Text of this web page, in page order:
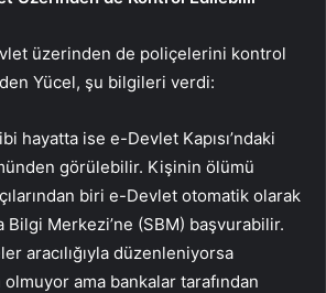
üzerinden de poliçelerini kontrol
Yücel, şu bilgileri verdi:
hayatta ise e-Devlet Kapısı’ndaki
görülebilir. Kişinin ölümü
biri e-Devlet otomatik olarak
Merkezi’ne (SBM) başvurabilir.
aracılığıyla düzenleniyorsa
ama bankalar tarafından